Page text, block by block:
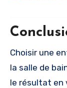
Choisir une
la salle de
le résultat en